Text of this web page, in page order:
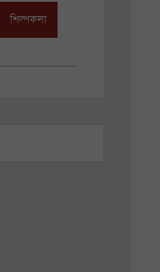
শিল্পকলা